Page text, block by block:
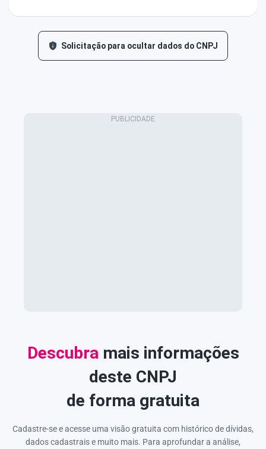
Solicitação para ocultar dados do CNPJ
Descubra mais informações
deste CNPJ
de forma gratuita
Cadastre-se e acesse uma visão gratuita com histórico de dívidas,
dados cadastrais e muito mais. Para aprofundar a análise,